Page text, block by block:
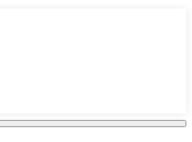
en tu plataforma.